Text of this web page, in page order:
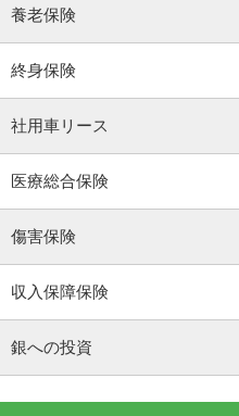
養老保険
終身保険
社用車リース
医療総合保険
傷害保険
収入保障保険
銀への投資